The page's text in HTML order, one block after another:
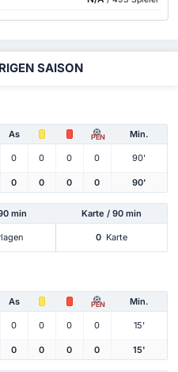
SAISON
As PEN Min.
0 0 0 0 90'
0 0 0 0 90'
min Karte / 90 min
0 Karte
As PEN Min.
0 0 0 0 15'
0 0 0 0 15'